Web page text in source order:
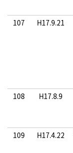
107 H17.9.21
108
H17.8.9
109
H17.4.22